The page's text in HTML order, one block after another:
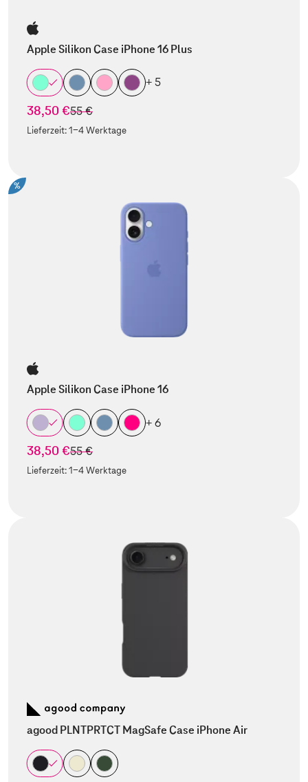
Apple Silikon Case iPhone 16 Plus
+ 5
38,50 €statt
55 €
Lieferzeit:1-4 Werktage
%
Apple Silikon Case iPhone 16
+ 6
38,50 €statt
55 €
Lieferzeit:1-4 Werktage
agood PLNTPRTCT MagSafe Case iPhone Air